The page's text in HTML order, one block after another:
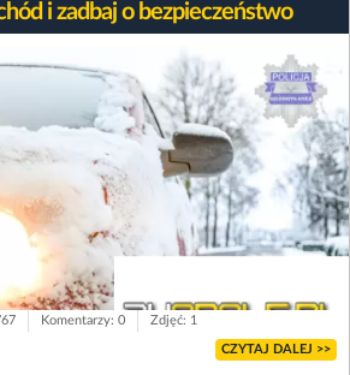
i zadbaj o bezpieczeństwo
Komentarzy: 0 Zdjęć: 1
CZYTAJ DALEJ >>